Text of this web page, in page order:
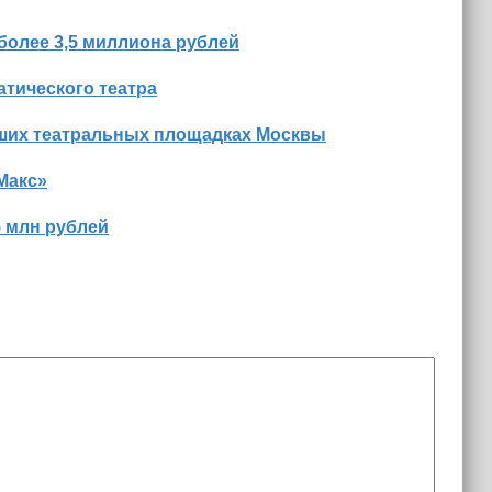
3,5 миллиона рублей
театра
театральных площадках Москвы
млн рублей